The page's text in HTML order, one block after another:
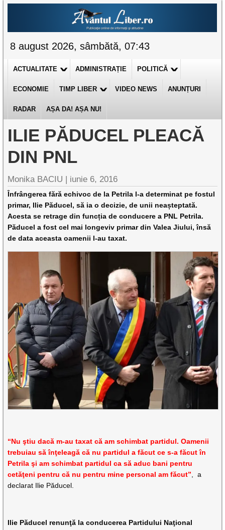
8 august 2026, sâmbătă, 07:43
ACTUALITATE ADMINISTRAȚIE POLITICĂ
ECONOMIE TIMP LIBER VIDEO NEWS ANUNȚURI
RADAR AȘA DA! AȘA NU!
ILIE PĂDUCEL PLEACĂ
DIN PNL
Monika BACIU | iunie 6, 2016
Înfrângerea fără echivoc de la Petrila l-a determinat pe fostul
primar, Ilie Păducel, să ia o decizie, de unii neașteptată.
Acesta se retrage din funcția de conducere a PNL Petrila.
Păducel a fost cel mai longeviv primar din Valea Jiului, însă
de data aceasta oamenii l-au taxat.
“Nu ştiu dacă m-au taxat că am schimbat partidul. Oamenii
trebuiau să înţeleagă că nu partidul a făcut ce s-a făcut în
Petrila şi am schimbat partidul ca să aduc bani pentru
cetăţeni pentru că nu pentru mine personal am făcut” , a
declarat Ilie Păducel.
Ilie Păducel renunţă la conducerea Partidului Naţional